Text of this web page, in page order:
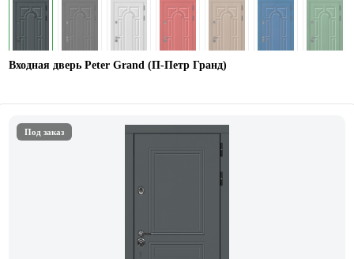
Входная дверь Peter Grand (П-Петр Гранд)
Под заказ